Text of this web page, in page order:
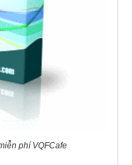
phí VQFCafe